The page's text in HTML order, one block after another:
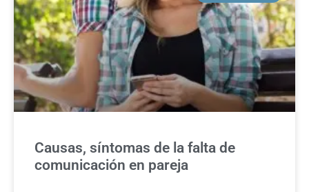
Causas, síntomas de la falta de
comunicación en pareja